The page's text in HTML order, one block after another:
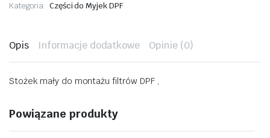
Kategoria: Części do Myjek DPF
Opis Informacje dodatkowe Opinie (0)
Stożek mały do montażu filtrów DPF ,
Powiązane produkty